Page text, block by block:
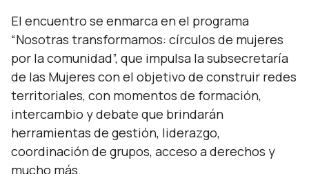
El encuentro se enmarca en el programa
“Nosotras transformamos: círculos de mujeres
por la comunidad”, que impulsa la subsecretaría
de las Mujeres con el objetivo de construir redes
territoriales, con momentos de formación,
intercambio y debate que brindarán
herramientas de gestión, liderazgo,
coordinación de grupos, acceso a derechos y
mucho más.